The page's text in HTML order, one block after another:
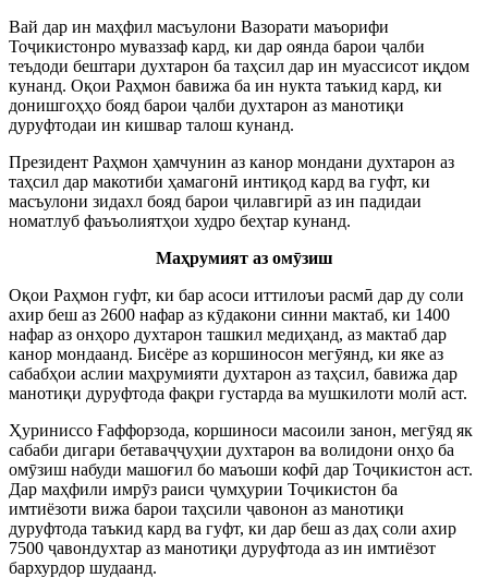
Вай дар ин маҳфил масъулони Вазорати маъорифи
Тоҷикистонро муваззаф кард, ки дар оянда барои ҷалби
теъдоди бештари духтарон ба таҳсил дар ин муассисот иқдом
кунанд. Оқои Раҳмон бавижа ба ин нукта таъкид кард, ки
донишгоҳҳо бояд барои ҷалби духтарон аз манотиқи
дуруфтодаи ин кишвар талош кунанд.
Президент Раҳмон ҳамчунин аз канор мондани духтарон аз
таҳсил дар макотиби ҳамагонӣ интиқод кард ва гуфт, ки
масъулони зидахл бояд барои ҷилавгирӣ аз ин падидаи
номатлуб фаъъолиятҳои худро беҳтар кунанд.
Маҳрумият аз омӯзиш
Оқои Раҳмон гуфт, ки бар асоси иттилоъи расмӣ дар ду соли
ахир беш аз 2600 нафар аз кӯдакони синни мактаб, ки 1400
нафар аз онҳоро духтарон ташкил медиҳанд, аз мактаб дар
канор мондаанд. Бисёре аз коршиносон мегӯянд, ки яке аз
сабабҳои аслии маҳрумияти духтарон аз таҳсил, бавижа дар
манотиқи дуруфтода фақри густарда ва мушкилоти молӣ аст.
Ҳуриниссо Ғаффорзода, коршиноси масоили занон, мегӯяд як
сабаби дигари бетаваҷҷуҳии духтарон ва волидони онҳо ба
омӯзиш набуди машоғил бо маъоши кофӣ дар Тоҷикистон аст.
Дар маҳфили имрӯз раиси ҷумҳурии Тоҷикистон ба
имтиёзоти вижа барои таҳсили ҷавонон аз манотиқи
дуруфтода таъкид кард ва гуфт, ки дар беш аз даҳ соли ахир
7500 ҷавондухтар аз манотиқи дуруфтода аз ин имтиёзот
бархурдор шудаанд.